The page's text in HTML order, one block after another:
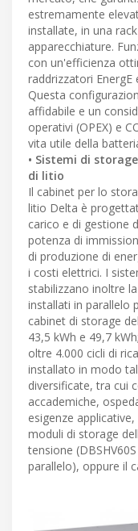
estremamente
installate, in una
apparecchiature.
con un'efficienza
raddrizzatori EnergE
Questa
affidabile e un
operativi (OPEX) e
vita utile della
• Sistemi di
di litio
Il cabinet per lo
litio Delta è
carico e di gestione
potenza di
di produzione di
i costi elettrici. I
stabilizzano inoltre
installati in parallelo
cabinet di storage
43,5 kWh e 49,7
oltre 4.000 cicli di
installato in modo
diversificate, tra cui
accademiche,
esigenze
moduli di storage
tensione
parallelo), oppure il